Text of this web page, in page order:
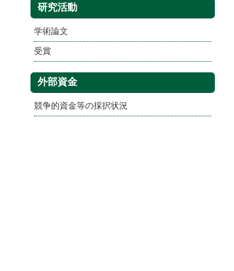
研究活動
学術論文
受賞
外部資金
競争的資金等の採択状況